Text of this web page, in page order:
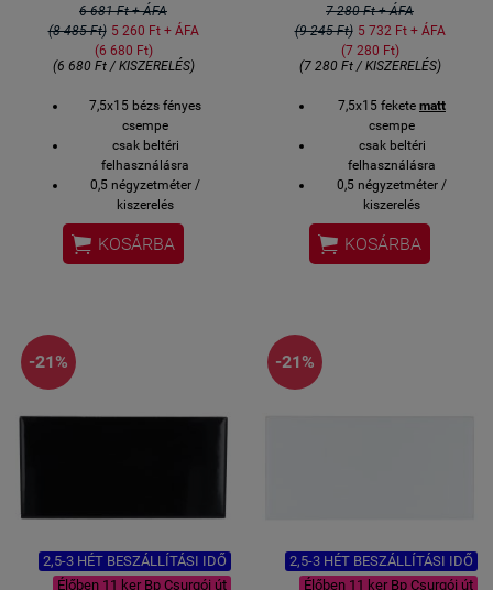
6 681 Ft + ÁFA
(8 485 Ft) 5 260 Ft + ÁFA
(6 680 Ft)
(6 680 Ft / KISZERELÉS)
7,5x15 bézs fényes
csempe
csak beltéri
felhasználásra
0,5 négyzetméter /
kiszerelés
6,74 kg / kiszerelés
44 darab / kiszerelés
közvetlen gyári import
 KOSÁRBA
7 280 Ft + ÁFA
(9 245 Ft) 5 732 Ft + ÁFA
(7 280 Ft)
(7 280 Ft / KISZERELÉS)
7,5x15 fekete matt
csempe
csak beltéri
felhasználásra
0,5 négyzetméter /
kiszerelés
6,74 kg / kiszerelés
44 darab / kiszerelés
közvetlen gyári import
 KOSÁRBA
-21%
2,5-3 HÉT BESZÁLLÍTÁSI IDŐ
Élőben 11 ker Bp Csurgói út
-21%
2,5-3 HÉT BESZÁLLÍTÁSI IDŐ
Élőben 11 ker Bp Csurgói út